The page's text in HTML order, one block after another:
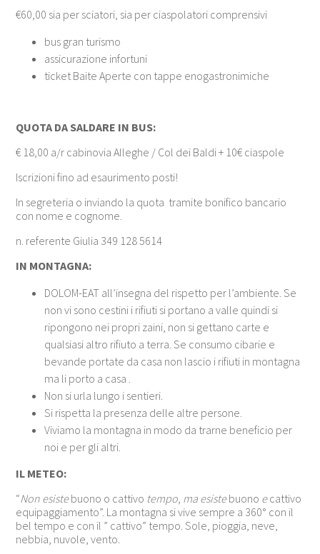
€60,00 sia per sciatori, sia per ciaspolatori comprensivi
bus gran turismo
assicurazione infortuni
ticket Baite Aperte con tappe enogastronimiche
QUOTA DA SALDARE IN BUS:
€ 18,00 a/r cabinovia Alleghe / Col dei Baldi + 10€ ciaspole
Iscrizioni fino ad esaurimento posti!
In segreteria o inviando la quota tramite bonifico bancario
con nome e cognome.
n. referente Giulia 349 128 5614
IN MONTAGNA:
DOLOM-EAT all’insegna del rispetto per l’ambiente. Se
non vi sono cestini i rifiuti si portano a valle quindi si
ripongono nei propri zaini, non si gettano carte e
qualsiasi altro rifiuto a terra. Se consumo cibarie e
bevande portate da casa non lascio i rifiuti in montagna
ma li porto a casa .
Non si urla lungo i sentieri.
Si rispetta la presenza delle altre persone.
Viviamo la montagna in modo da trarne beneficio per
noi e per gli altri.
IL METEO:
“Non esistebuono o cattivo tempo, ma esistebuono ecattivo
equipaggiamento”. La montagna si vive sempre a 360° con il
bel tempo e con il ” cattivo” tempo. Sole, pioggia, neve,
nebbia, nuvole, vento.